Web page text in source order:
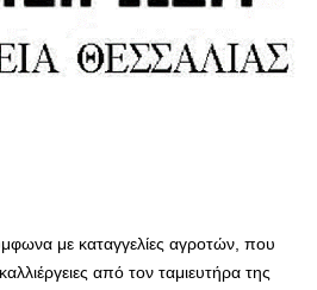
με καταγγελίες αγροτών, που
από τον ταμιευτήρα της